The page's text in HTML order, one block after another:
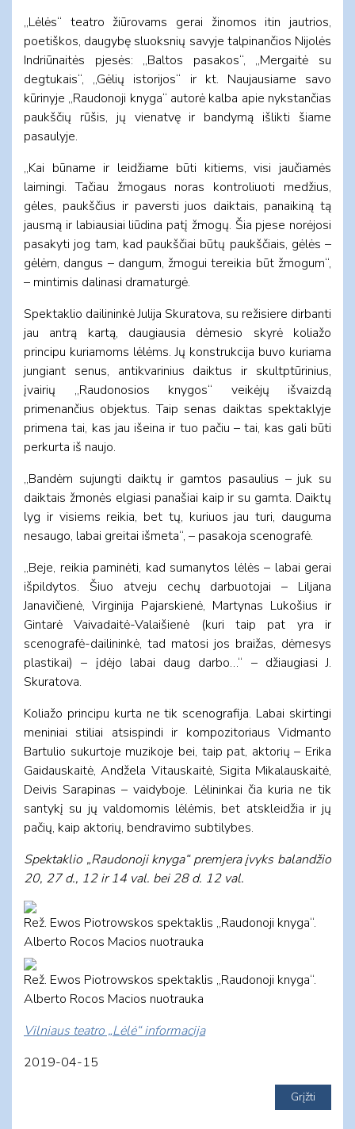
„Lėlės“ teatro žiūrovams gerai žinomos itin jautrios,
poetiškos, daugybę sluoksnių savyje talpinančios Nijolės
Indriūnaitės pjesės: „Baltos pasakos“, „Mergaitė su
degtukais“, „Gėlių istorijos“ ir kt. Naujausiame savo
kūrinyje „Raudonoji knyga“ autorė kalba apie nykstančias
paukščių rūšis, jų vienatvę ir bandymą išlikti šiame
pasaulyje.
„Kai būname ir leidžiame būti kitiems, visi jaučiamės
laimingi. Tačiau žmogaus noras kontroliuoti medžius,
gėles, paukščius ir paversti juos daiktais, panaikiną tą
jausmą ir labiausiai liūdina patį žmogų. Šia pjese norėjosi
pasakyti jog tam, kad paukščiai būtų paukščiais, gėlės –
gėlėm, dangus – dangum, žmogui tereikia būt žmogum“,
– mintimis dalinasi dramaturgė.
Spektaklio dailininkė Julija Skuratova, su režisiere dirbanti
jau antrą kartą, daugiausia dėmesio skyrė koliažo
principu kuriamoms lėlėms. Jų konstrukcija buvo kuriama
jungiant senus, antikvarinius daiktus ir skultptūrinius,
įvairių „Raudonosios knygos“ veikėjų išvaizdą
primenančius objektus. Taip senas daiktas spektaklyje
primena tai, kas jau išeina ir tuo pačiu – tai, kas gali būti
perkurta iš naujo.
„Bandėm sujungti daiktų ir gamtos pasaulius – juk su
daiktais žmonės elgiasi panašiai kaip ir su gamta. Daiktų
lyg ir visiems reikia, bet tų, kuriuos jau turi, dauguma
nesaugo, labai greitai išmeta“, – pasakoja scenografė.
„Beje, reikia paminėti, kad sumanytos lėlės – labai gerai
išpildytos. Šiuo atveju cechų darbuotojai – Liljana
Janavičienė, Virginija Pajarskienė, Martynas Lukošius ir
Gintarė Vaivadaitė-Valaišienė (kuri taip pat yra ir
scenografė-dailininkė, tad matosi jos braižas, dėmesys
plastikai) – įdėjo labai daug darbo…“ – džiaugiasi J.
Skuratova.
Koliažo principu kurta ne tik scenografija. Labai skirtingi
meniniai stiliai atsispindi ir kompozitoriaus Vidmanto
Bartulio sukurtoje muzikoje bei, taip pat, aktorių – Erika
Gaidauskaitė, Andžela Vitauskaitė, Sigita Mikalauskaitė,
Deivis Sarapinas – vaidyboje. Lėlininkai čia kuria ne tik
santykį su jų valdomomis lėlėmis, bet atskleidžia ir jų
pačių, kaip aktorių, bendravimo subtilybes.
Spektaklio „Raudonoji knyga“ premjera įvyks balandžio
20, 27 d., 12 ir 14 val. bei 28 d. 12 val.
Rež. Ewos Piotrowskos spektaklis „Raudonoji knyga“.
Alberto Rocos Macios nuotrauka
Rež. Ewos Piotrowskos spektaklis „Raudonoji knyga“.
Alberto Rocos Macios nuotrauka
Vilniaus teatro „Lėlė“ informacija
2019-04-15